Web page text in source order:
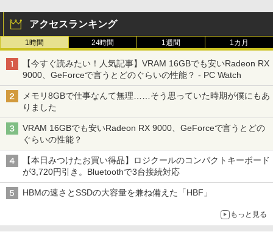
【期間限定破格金額！】新生活 新古品 W
in11搭載 パソコンノートパソコンoffice
付き 初心者向けノートPC 初期設定済 1
5.6型 インテル高速CPU ランダムで発送
メモリ4GB～ 高速SSD1TB 最大 フルHD
Webカメラ zoom 軽量薄型 無線 型番更
￥6,470
5
＼500円OFFクーポンあり！／ モバイル
モニター 15.6インチ 1080PフルHD ディ
スプレイ VESA対応 コスパ デュアルモニ
ター サブモニター ゲーミングモニター
ポータブルモニター 外付けモニター リモ
イス対応 ブラック
レスイヤホン Bluetooth 5.4 ノイズキャンセ
リング ANC 36時間再生
￥3,480
アクセスランキング
1時間 24時間 1週間 1カ月
【今すぐ読みたい！人気記事】VRAM 16GBでも安いRadeon RX
9000、GeForceで言うとどのぐらいの性能？ - PC Watch
メモリ8GBで仕事なんて無理……そう思っていた時期が僕にもあ
りました
VRAM 16GBでも安いRadeon RX 9000、GeForceで言うとどの
ぐらいの性能？
【本日みつけたお買い得品】ロジクールのコンパクトキーボード
が3,720円引き。Bluetoothで3台接続対応
HBMの速さとSSDの大容量を兼ね備えた「HBF」
もっと見る